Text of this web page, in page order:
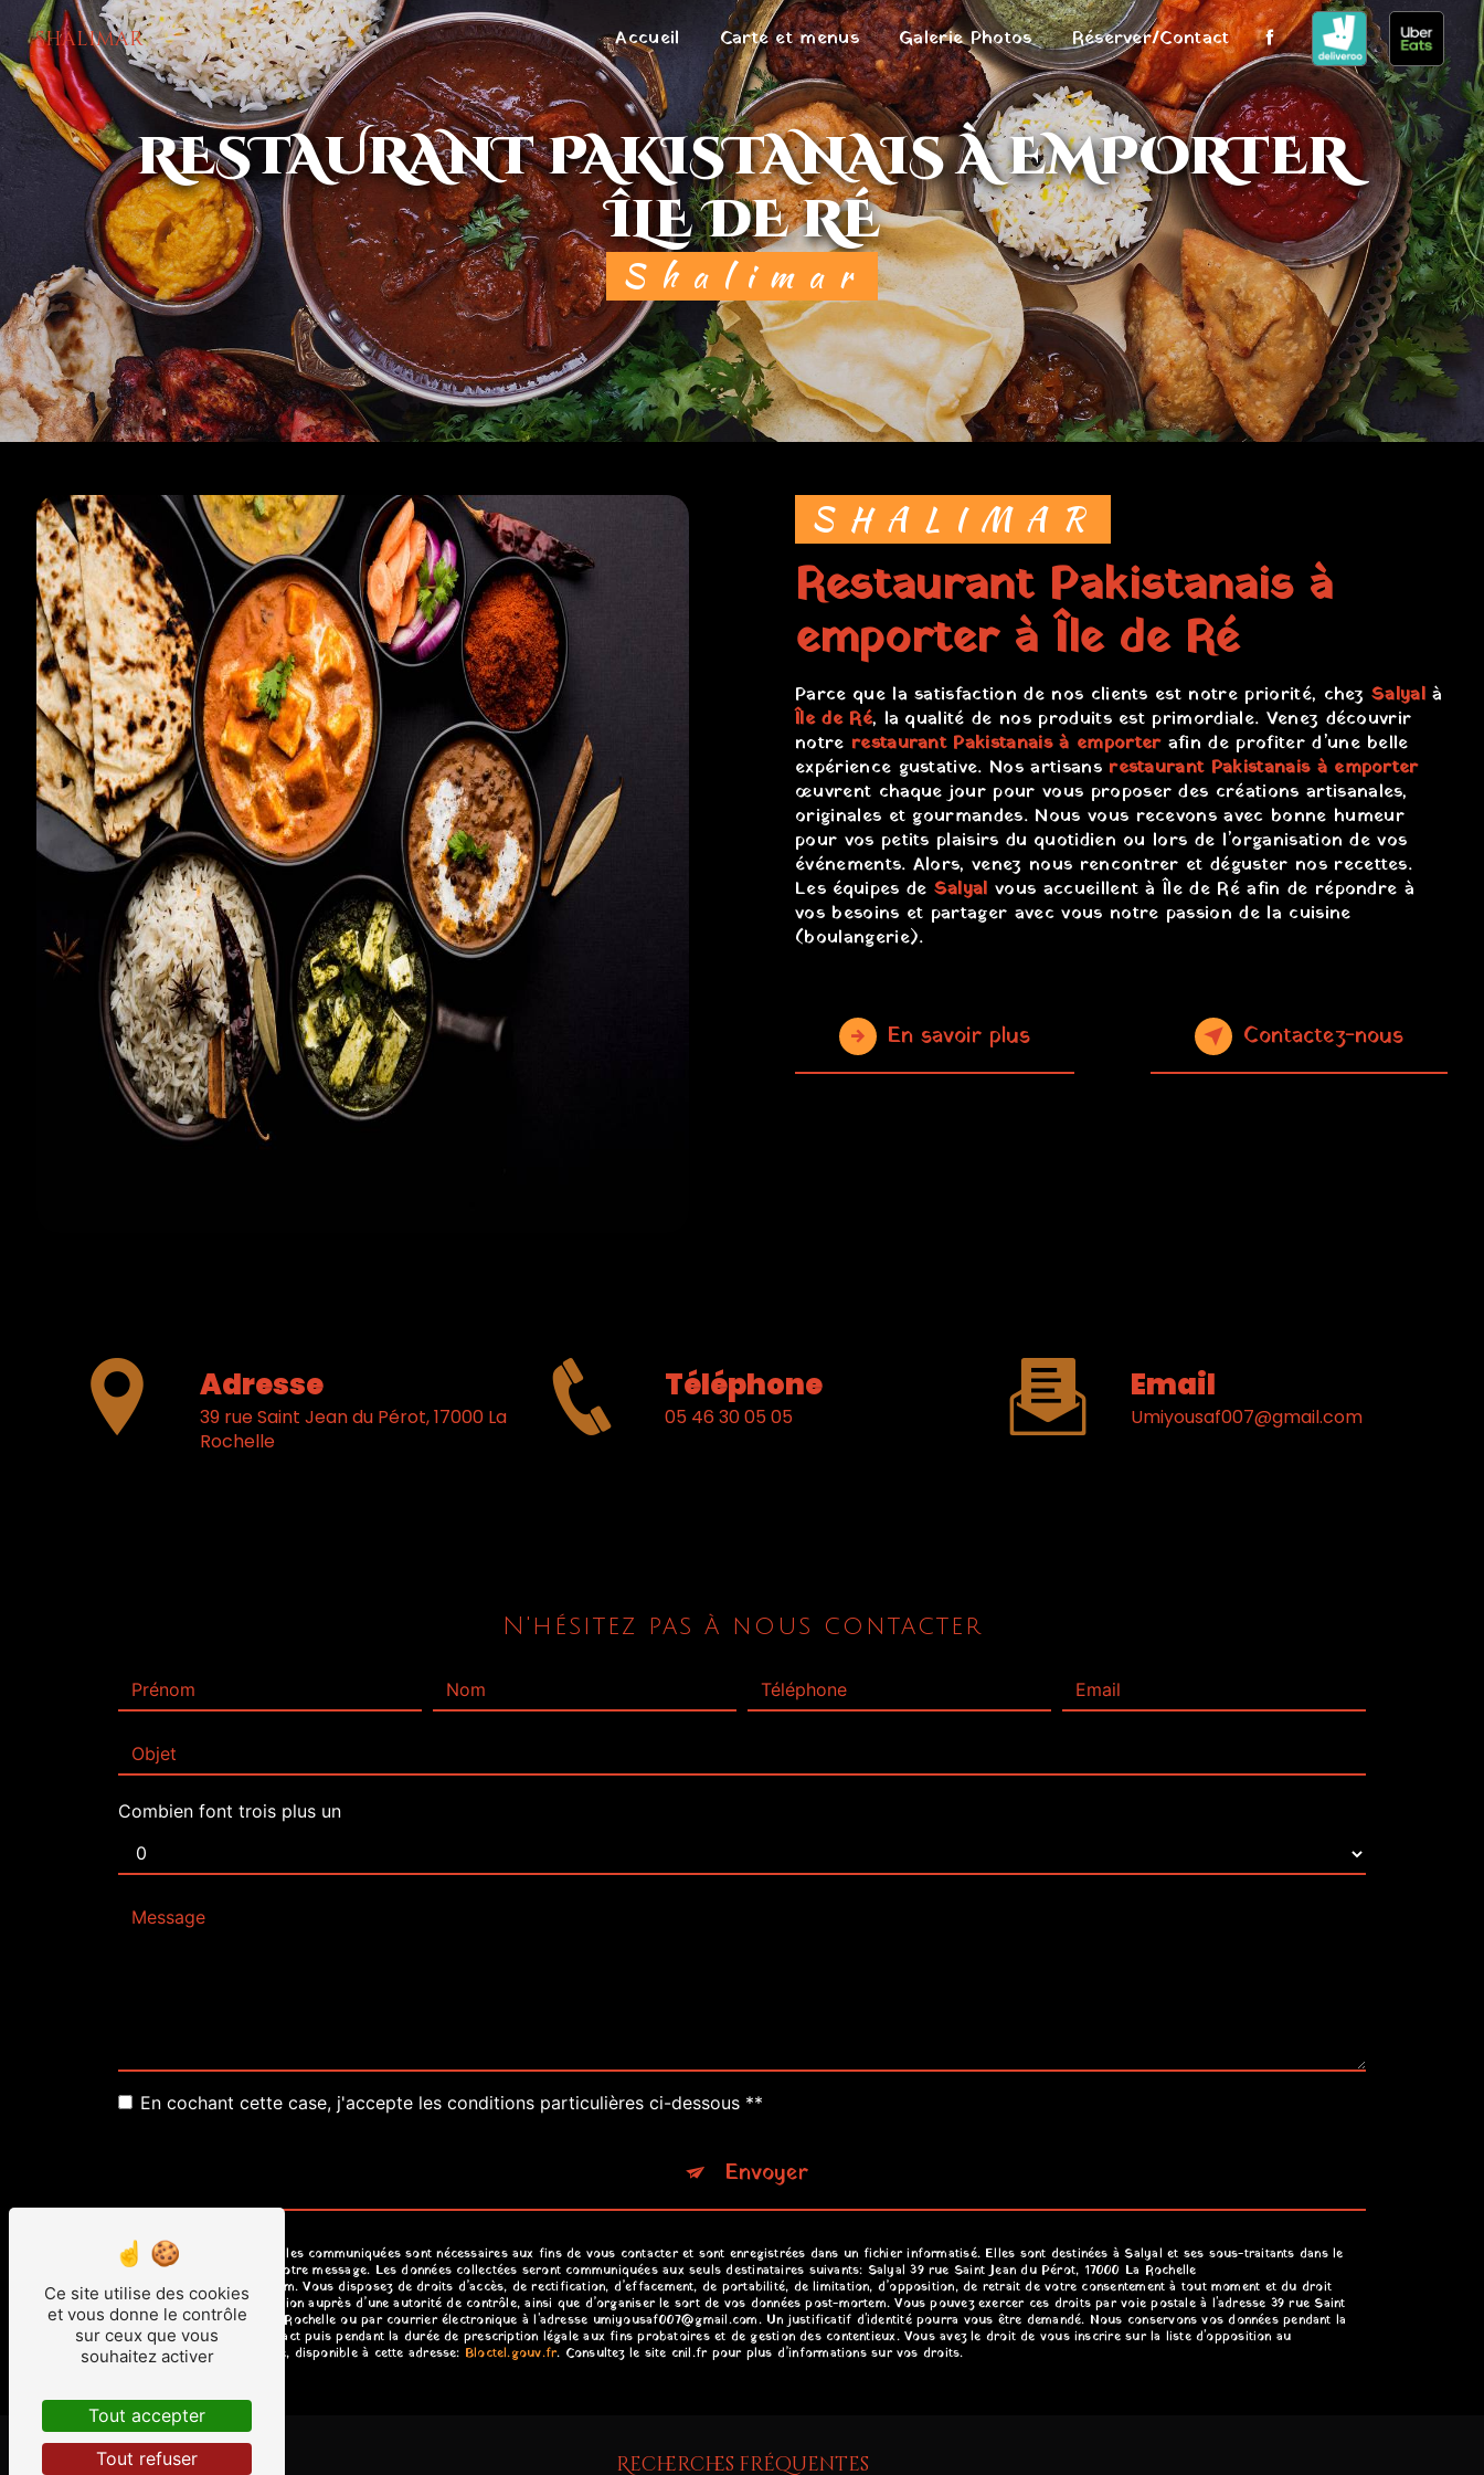
Shalimar Accueil Carte et menus Galerie Photos Réserver/Contact
RESTAURANT PAKISTANAIS À EMPORTER
ÎLE DE RÉ
Shalimar
SHALIMAR
restaurant Pakistanais à
emporter à Île de Ré
Parce que la satisfaction de nos clients est notre priorité, chezSalyal à
Île de Ré, la qualité de nos produits est primordiale. Venez découvrir
notre restaurant Pakistanais à emporterafin de profiter d’une belle
expérience gustative. Nos artisans restaurant Pakistanais à emporter
œuvrent chaque jour pour vous proposer des créations artisanales,
originales et gourmandes. Nous vous recevons avec bonne humeur
pour vos petits plaisirs du quotidien ou lors de l’organisation de vos
événements. Alors, venez nous rencontrer et déguster nos recettes.
Les équipes de Salyal vous accueillent à Île de Ré afin de répondre à
vos besoins et partager avec vous notre passion de la cuisine
(boulangerie).
En savoir plus Contactez-nous
Adresse
39 rue Saint Jean du Pérot, 17000 La
Rochelle
Téléphone
05 46 30 05 05
Email
umiyousaf007@gmail.com
N'hésitez pas à nous contacter
Combien font trois plus un
En cochant cette case, j'accepte les conditions particulières ci-dessous **
Envoyer
** Les données personnelles communiquées sont nécessaires aux fins de vous contacter et sont enregistrées dans un fichier informatisé. Elles sont destinées à Salyal et ses sous-traitants dans le
seul but de répondre à votre message. Les données collectées seront communiquées aux seuls destinataires suivants: Salyal 39 rue Saint Jean du Pérot, 17000 La Rochelle
umiyousaf007@gmail.com. Vous disposez de droits d’accès, de rectification, d’effacement, de portabilité, de limitation, d’opposition, de retrait de votre consentement à tout moment et du droit
d’introduire une réclamation auprès d’une autorité de contrôle, ainsi que d’organiser le sort de vos données post-mortem. Vous pouvez exercer ces droits par voie postale à l'adresse 39 rue Saint
Jean du Pérot, 17000 La Rochelle ou par courrier électronique à l'adresse umiyousaf007@gmail.com. Un justificatif d'identité pourra vous être demandé. Nous conservons vos données pendant la
période de prise de contact puis pendant la durée de prescription légale aux fins probatoires et de gestion des contentieux. Vous avez le droit de vous inscrire sur la liste d'opposition au
démarchage téléphonique, disponible à cette adresse:
Bloctel.gouv.fr. Consultez le site cnil.fr pour plus d’informations sur vos droits.
Recherches fréquentes
Panneau de gestion des cookies
Ce site utilise des cookies
et vous donne le contrôle
sur ceux que vous
souhaitez activer
Tout accepter
Tout refuser